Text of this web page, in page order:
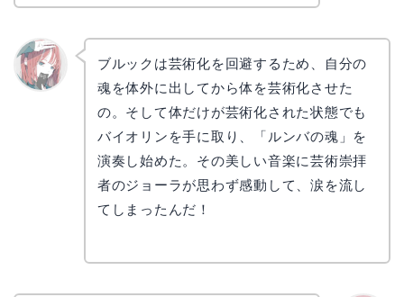
ブルックは芸術化を回避するため、自分の
魂を体外に出してから体を芸術化させた
の。そして体だけが芸術化された状態でも
バイオリンを手に取り、「ルンバの魂」を
演奏し始めた。その美しい音楽に芸術崇拝
者のジョーラが思わず感動して、涙を流し
てしまったんだ！